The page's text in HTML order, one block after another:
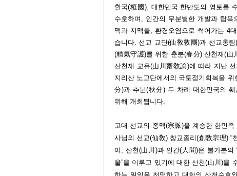
환국(桓國), 대한민국 한반도의 영토를
수호하며, 인간의 무분별한 개발과 탐
맥과 지맥들, 환경오염으로 썩어가는 4
습니다. 선교 교단(仙敎敎團)과 선교총
(精氣守護)를 위한 춘분(春分) 산천재(山
산천재 교유(山川齋敎諭)에 따라 지난
지리산 노고단에서의 국토정기회복을
分)과 추분(秋分) 두 차례 대한민국의
위해 개최됩니다.
고대 선교의 종맥(宗脈)을 계승한 한민
사님의 선교(仙敎) 창교종리(創敎宗理)“
여, 산천(山川)과 인간(人間)은 불가분의
울”을 이루고 있기에 대한 산천(山川)을